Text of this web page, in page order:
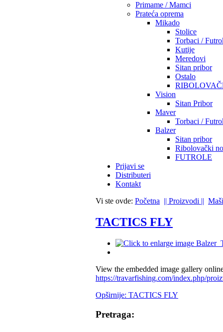
Primame / Mamci
Prateća oprema
Mikado
Stolice
Torbaci /
Kutije
Meredovi
Sitan pribor
Ostalo
Vision
Sitan Pribor
Maver
Torbaci /
Balzer
Sitan pribor
Ribolovački
FUTROLE
Prijavi se
Distributeri
Kontakt
Vi ste ovde: Početna || Proizvodi ||
TACTICS FLY
View the embedded image gallery
https://travarfishing.com/index.php/
Opširnije: TACTICS FLY
Pretraga: